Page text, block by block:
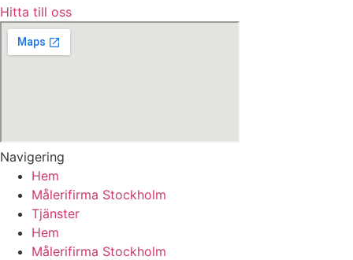
Hitta till oss
Navigering
Hem
Målerifirma Stockholm
Tjänster
Hem
Målerifirma Stockholm